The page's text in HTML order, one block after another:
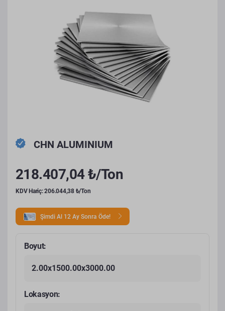
CHN ALUMINIUM
218.407,04 ₺/Ton
KDV Hariç: 206.044,38 ₺/Ton
Şimdi Al 12 Ay Sonra Öde!
Boyut:
2.00x1500.00x3000.00
Lokasyon: